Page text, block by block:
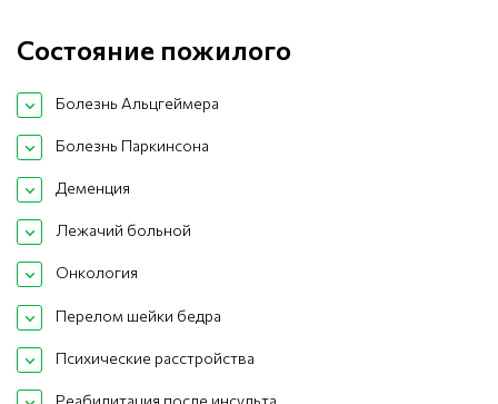
Состояние пожилого
Болезнь Альцгеймера
Болезнь Паркинсона
Деменция
Лежачий больной
Онкология
Перелом шейки бедра
Психические расстройства
Реабилитация после инсульта